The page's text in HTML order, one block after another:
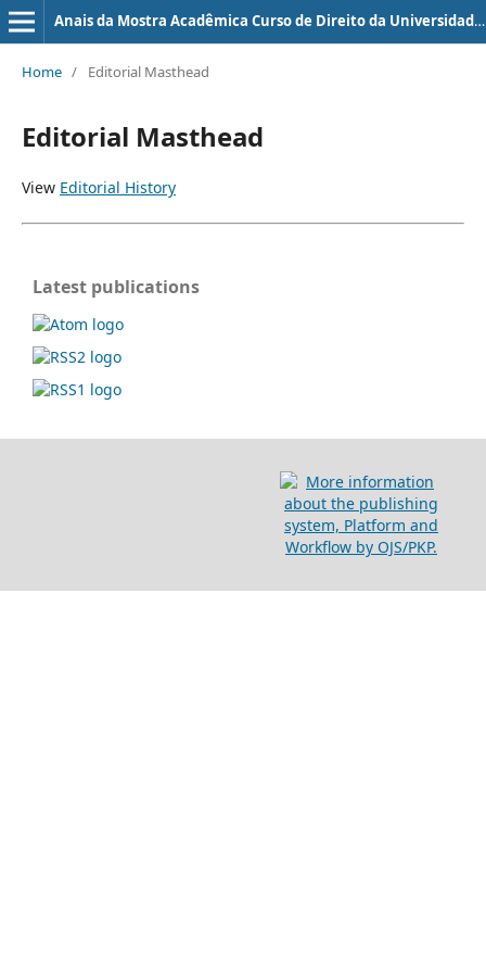
Anais da Mostra Acadêmica Curso de Direito da Universidade Evangélica de Goiás - UniEVANGÉLICA
Home / Editorial Masthead
Editorial Masthead
View Editorial History
Latest publications